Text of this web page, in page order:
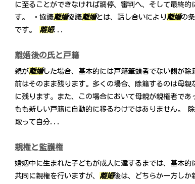
に至ることができなければ調停、審判へ、そして最終的
す。 ・協議離婚協議離婚とは、話し合いにより 離婚の
です。 離婚...
離婚後の氏と戸籍
親が離婚した場合、基本的には戸籍筆頭者でない側が除
前はそのまま残ります。多くの場合、除籍するのは母親
に残ります。また、この場合において母親が親権者で
もも新しい戸籍に自動的に移るわけではありません。
取って自分...
親権と監護権
婚姻中に生まれた子どもが成人に達するまでは、基本的
共同に親権を行いますが、 離婚後は、どちらか一方しか